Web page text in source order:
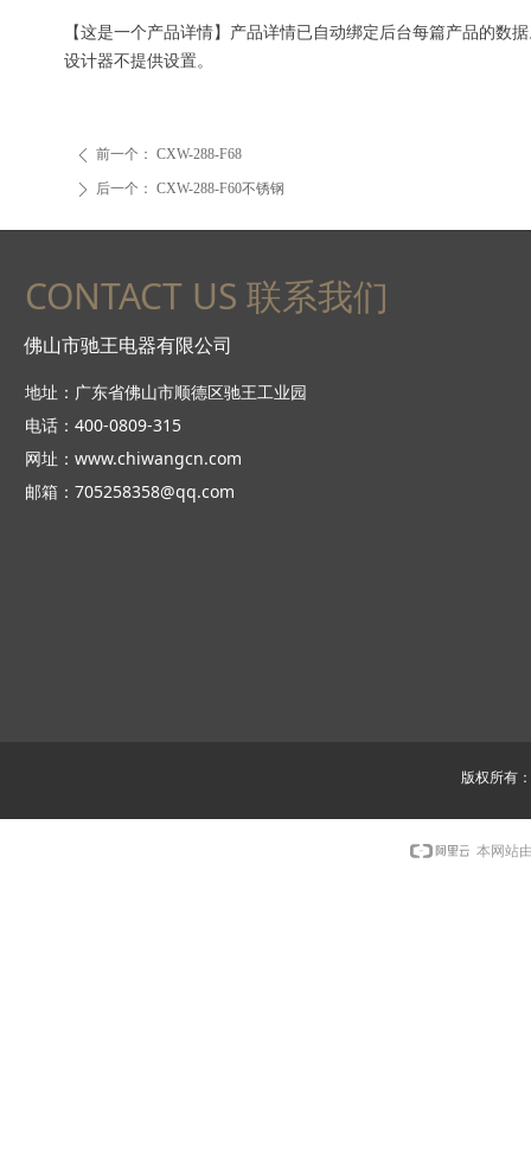
ꄴ 前一个： CXW-288-F68
ꄲ 后一个： CXW-288-F60不锈钢
【这是一个产品详情】产品详情已自动绑定后台每篇产品的数
设计器不提供设置。
CONTACT US 联系我们
地址：广东省佛山市顺德区驰王工业园
电话：400-0809-315
网址：www.chiwangcn.com
邮箱：705258358@qq.com
佛山市驰王电器有限公司
版权所有
本网站